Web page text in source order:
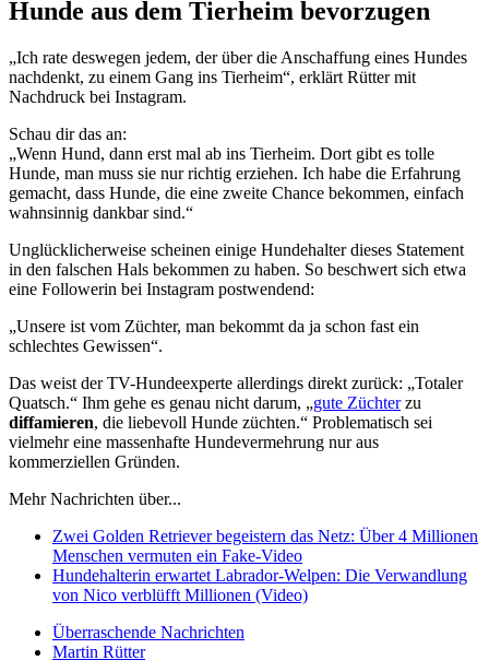
Hunde aus dem Tierheim bevorzugen
„Ich rate deswegen jedem, der über die Anschaffung eines Hundes
nachdenkt, zu einem Gang ins Tierheim“, erklärt Rütter mit
Nachdruck bei Instagram.
Schau dir das an:
„Wenn Hund, dann erst mal ab ins Tierheim. Dort gibt es tolle
Hunde, man muss sie nur richtig erziehen. Ich habe die Erfahrung
gemacht, dass Hunde, die eine zweite Chance bekommen, einfach
wahnsinnig dankbar sind.“
Unglücklicherweise scheinen einige Hundehalter dieses Statement
in den falschen Hals bekommen zu haben. So beschwert sich etwa
eine Followerin bei Instagram postwendend:
„Unsere ist vom Züchter, man bekommt da ja schon fast ein
schlechtes Gewissen“.
Das weist der TV-Hundeexperte allerdings direkt zurück: „Totaler
Quatsch.“ Ihm gehe es genau nicht darum, „gute Züchterzu
diffamieren, die liebevoll Hunde züchten.“ Problematisch sei
vielmehr eine massenhafte Hundevermehrung nur aus
kommerziellen Gründen.
Mehr Nachrichten über...
Zwei Golden Retriever begeistern das Netz: Über 4 Millionen
Menschen vermuten ein Fake-Video
Hundehalterin erwartet Labrador-Welpen: Die Verwandlung
von Nico verblüfft Millionen (Video)
Überraschende Nachrichten
Martin Rütter